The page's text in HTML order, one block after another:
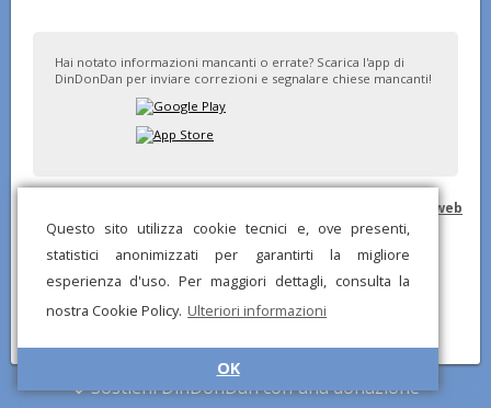
Questo sito utilizza cookie tecnici e, ove presenti,
statistici anonimizzati per garantirti la migliore
esperienza d'uso. Per maggiori dettagli, consulta la
nostra Cookie Policy. Ulteriori informazioni
OK
Hai notato informazioni mancanti o errate? Scarica l'app di
DinDonDan per inviare correzioni e segnalare chiese mancanti!
Inserisci sul tuo sito web
Sostieni DinDonDan con una donazione